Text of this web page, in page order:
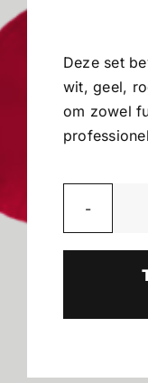
Deze set
wit, geel,
om zowel